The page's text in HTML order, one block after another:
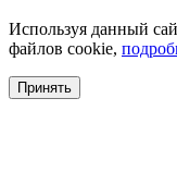
Используя данный
файлов cookie,
Принять